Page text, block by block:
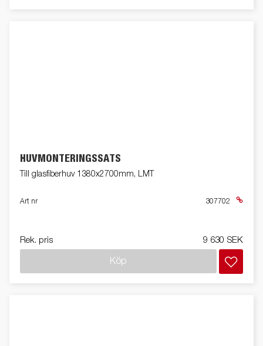
HUVMONTERINGSSATS
Till glasfiberhuv 1380x2700mm, LMT
Art nr 307702
Rek. pris 9 630 SEK
Köp